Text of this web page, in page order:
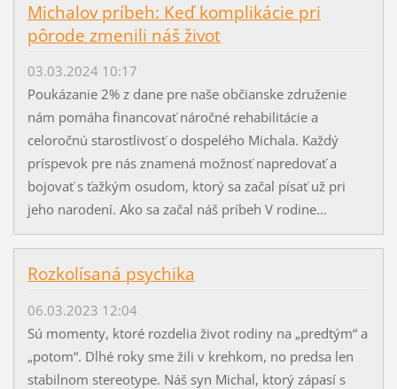
Michalov príbeh: Keď komplikácie pri
pôrode zmenili náš život
03.03.2024 10:17
Poukázanie 2% z dane pre naše občianske združenie
nám pomáha financovať náročné rehabilitácie a
celoročnú starostlivosť o dospelého Michala. Každý
príspevok pre nás znamená možnosť napredovať a
bojovať s ťažkým osudom, ktorý sa začal písať už pri
jeho narodení. Ako sa začal náš príbeh V rodine...
Rozkolísaná psychika
06.03.2023 12:04
Sú momenty, ktoré rozdelia život rodiny na „predtým“ a
„potom“. Dlhé roky sme žili v krehkom, no predsa len
stabilnom stereotype. Náš syn Michal, ktorý zápasí s